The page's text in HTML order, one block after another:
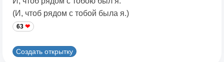
(И, чтоб рядом с тобой была я.)
63
Создать открытку